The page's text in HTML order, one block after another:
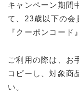
キャンペーン期間
て、23歳以下の会
『クーポンコード
ご利用の際は、お
コピーし、対象商
い。